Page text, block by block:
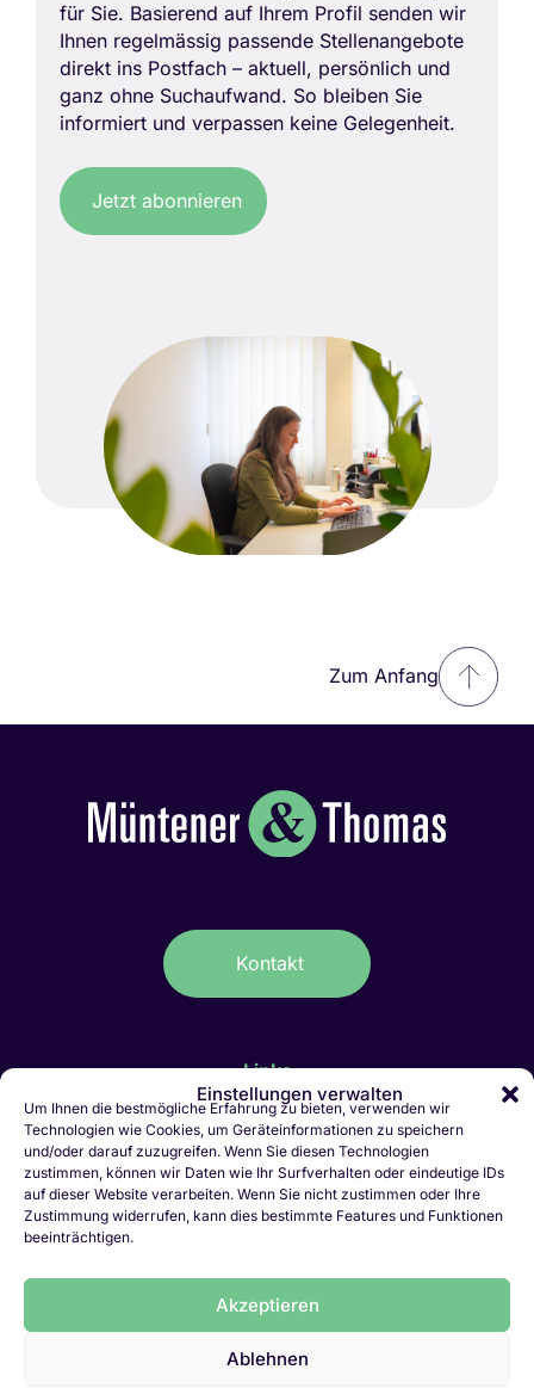
Einstellungen verwalten
Um Ihnen die bestmögliche Erfahrung zu bieten, verwenden wir
Technologien wie Cookies, um Geräteinformationen zu speichern
und/oder darauf zuzugreifen. Wenn Sie diesen Technologien
zustimmen, können wir Daten wie Ihr Surfverhalten oder eindeutige IDs
auf dieser Website verarbeiten. Wenn Sie nicht zustimmen oder Ihre
Zustimmung widerrufen, kann dies bestimmte Features und Funktionen
beeinträchtigen.
Akzeptieren
Ablehnen
für Sie. Basierend auf Ihrem Profil senden wir
Ihnen regelmässig passende Stellenangebote
direkt ins Postfach – aktuell, persönlich und
ganz ohne Suchaufwand. So bleiben Sie
informiert und verpassen keine Gelegenheit.
Jetzt abonnieren
Zum Anfang
Kontakt
Links
IT-Stellen Graubünden & FL
Kaufmännische Stellen Ostschweiz
Personalvermittlung Liechtenstein
Personalvermittlung Chur
Jobletter abonnieren
Vakanz melden
LinkedIn